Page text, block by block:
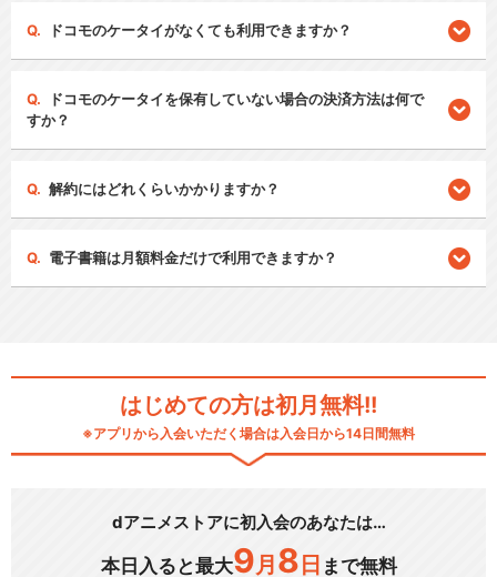
ドコモのケータイがなくても利用できますか？
ドコモのケータイを保有していない場合の決済方法は何で
すか？
解約にはどれくらいかかりますか？
電子書籍は月額料金だけで利用できますか？
はじめての方は初月無料!!
※アプリから入会いただく場合は入会日から14日間無料
dアニメストアに初入会のあなたは…
本日入ると最大9 月 8 日 まで無料